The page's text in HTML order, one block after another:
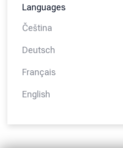
Languages
Čeština
Deutsch
Français
English